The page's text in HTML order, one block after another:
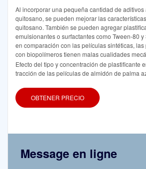
Al incorporar una pequeña cantidad de aditivos
quitosano, se pueden mejorar las
quitosano. También se pueden agregar
emulsionantes o surfactantes como Tween-80
en comparación con las películas sintéticas,
con biopolímeros tienen malas cualidades
Efecto del tipo y concentración de plastificante
tracción de las películas de almidón de palma
OBTENER PRECIO
Message en ligne